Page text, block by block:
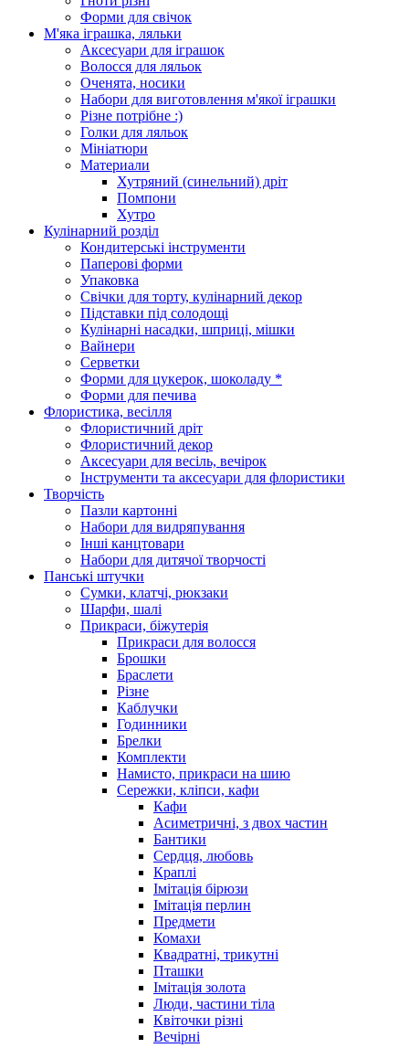
Форми для свічок
М'яка іграшка, ляльки
Аксесуари для іграшок
Волосся для ляльок
Оченята, носики
Набори для виготовлення м'якої іграшки
Різне потрібне :)
Голки для ляльок
Мініатюри
Материали
Хутряний (синельний) дріт
Помпони
Хутро
Кулінарний розділ
Кондитерські інструменти
Паперові форми
Упаковка
Свічки для торту, кулінарний декор
Підставки під солодощі
Кулінарні насадки, шприці, мішки
Вайнери
Серветки
Форми для цукерок, шоколаду *
Форми для печива
Флористика, весілля
Флористичний дріт
Флористичний декор
Аксесуари для весіль, вечірок
Інструменти та аксесуари для флористики
Творчість
Пазли картонні
Набори для видряпування
Інші канцтовари
Набори для дитячої творчості
Панські штучки
Сумки, клатчі, рюкзаки
Шарфи, шалі
Прикраси, біжутерія
Прикраси для волосся
Брошки
Браслети
Різне
Каблучки
Годинники
Брелки
Комплекти
Намисто, прикраси на шию
Сережки, кліпси, кафи
Кафи
Асиметричні, з двох частин
Бантики
Сердця, любовь
Краплі
Імітація бірюзи
Імітація перлин
Предмети
Комахи
Квадратні, трикутні
Пташки
Імітація золота
Люди, частини тіла
Квіточки різні
Вечірні